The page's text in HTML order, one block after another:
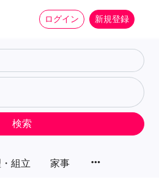
ログイン 新規登録
組立 家事 more_horiz
検索